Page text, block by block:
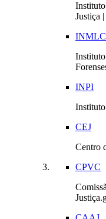
Justiça
INPI
CEJ
Centro
CPVC